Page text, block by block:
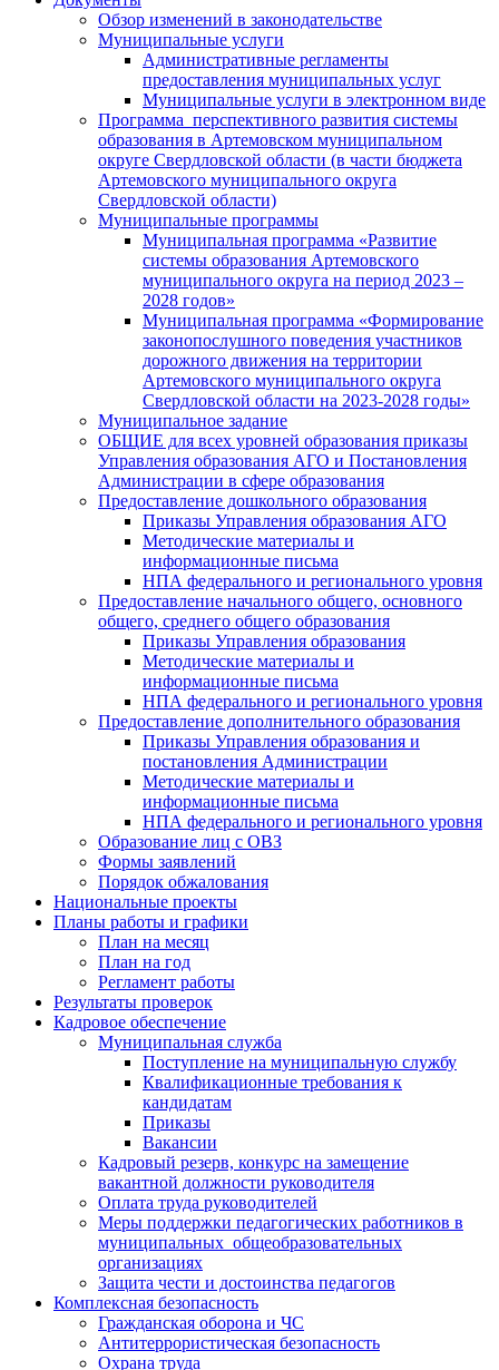
Обзор изменений в законодательстве
Муниципальные услуги
Административные регламенты
предоставления муниципальных услуг
Муниципальные услуги в электронном виде
Программа перспективного развития системы
образования в Артемовском муниципальном
округе Свердловской области (в части бюджета
Артемовского муниципального округа
Свердловской области)
Муниципальные программы
Муниципальная программа «Развитие
системы образования Артемовского
муниципального округа на период 2023 –
2028 годов»
Муниципальная программа «Формирование
законопослушного поведения участников
дорожного движения на территории
Артемовского муниципального округа
Свердловской области на 2023-2028 годы»
Муниципальное задание
ОБЩИЕ для всех уровней образования приказы
Управления образования АГО и Постановления
Администрации в сфере образования
Предоставление дошкольного образования
Приказы Управления образования АГО
Методические материалы и
информационные письма
НПА федерального и регионального уровня
Предоставление начального общего, основного
общего, среднего общего образования
Приказы Управления образования
Методические материалы и
информационные письма
НПА федерального и регионального уровня
Предоставление дополнительного образования
Приказы Управления образования и
постановления Администрации
Методические материалы и
информационные письма
НПА федерального и регионального уровня
Образование лиц с ОВЗ
Формы заявлений
Порядок обжалования
Национальные проекты
Планы работы и графики
План на месяц
План на год
Регламент работы
Результаты проверок
Кадровое обеспечение
Муниципальная служба
Поступление на муниципальную службу
Квалификационные требования к
кандидатам
Приказы
Вакансии
Кадровый резерв, конкурс на замещение
вакантной должности руководителя
Оплата труда руководителей
Меры поддержки педагогических работников в
муниципальных общеобразовательных
организациях
Защита чести и достоинства педагогов
Комплексная безопасность
Гражданская оборона и ЧС
Антитеррористическая безопасность
Охрана труда